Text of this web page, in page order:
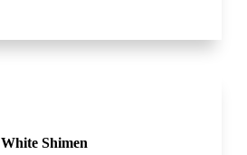
White Shimen